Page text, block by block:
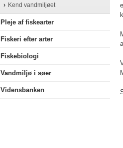
Kend vandmiljøet
Pleje af fiskearter
Fiskeri efter arter
Fiskebiologi
Vandmiljø i søer
Vidensbanken